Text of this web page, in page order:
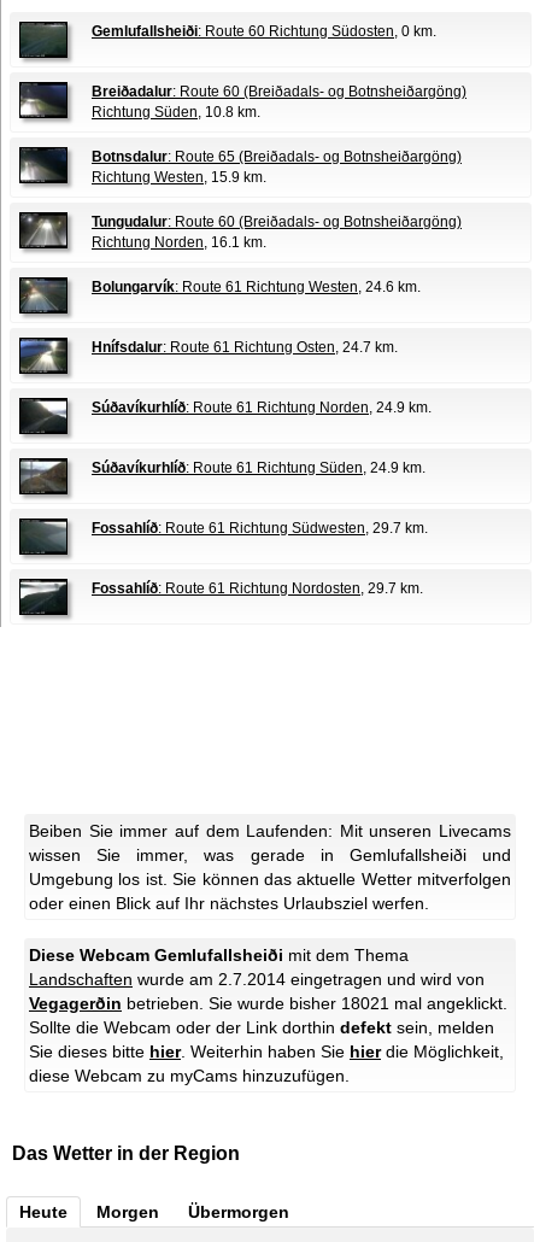
Gemlufallsheiði: Route 60 Richtung Südosten, 0 km.
Breiðadalur: Route 60 (Breiðadals- og Botnsheiðargöng)
Richtung Süden, 10.8 km.
Botnsdalur: Route 65 (Breiðadals- og Botnsheiðargöng)
Richtung Westen, 15.9 km.
Tungudalur: Route 60 (Breiðadals- og Botnsheiðargöng)
Richtung Norden, 16.1 km.
Bolungarvík: Route 61 Richtung Westen, 24.6 km.
Hnífsdalur: Route 61 Richtung Osten, 24.7 km.
Súðavíkurhlíð: Route 61 Richtung Norden, 24.9 km.
Súðavíkurhlíð: Route 61 Richtung Süden, 24.9 km.
Fossahlíð: Route 61 Richtung Südwesten, 29.7 km.
Fossahlíð: Route 61 Richtung Nordosten, 29.7 km.
Beiben Sie immer auf dem Laufenden: Mit unseren Livecams
wissen Sie immer, was gerade in Gemlufallsheiði und
Umgebung los ist. Sie können das aktuelle Wetter mitverfolgen
oder einen Blick auf Ihr nächstes Urlaubsziel werfen.
Diese Webcam Gemlufallsheiði mit dem Thema
Landschaften wurde am 2.7.2014 eingetragen und wird von
Vegagerðin betrieben. Sie wurde bisher 18021 mal angeklickt.
Sollte die Webcam oder der Link dorthin defekt sein, melden
Sie dieses bitte hier. Weiterhin haben Sie hierdie Möglichkeit,
diese Webcam zu myCams hinzuzufügen.
Das Wetter in der Region
Heute Morgen Übermorgen